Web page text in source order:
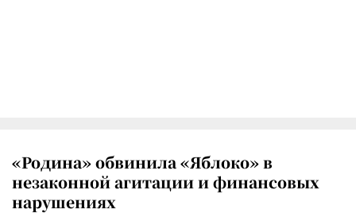
«Родина» обвинила «Яблоко» в
незаконной агитации и финансовых
нарушениях